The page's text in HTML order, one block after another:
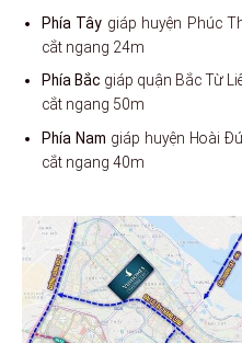
Phía Tây giáp huyện Phúc
cắt ngang 24m
Phía Bắc giáp quận Bắc Từ
cắt ngang 50m
Phía Nam giáp huyện Hoài
cắt ngang 40m